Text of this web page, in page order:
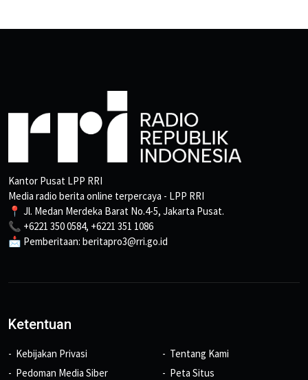
Kantor Pusat LPP RRI
Media radio berita online terpercaya - LPP RRI
📍 Jl. Medan Merdeka Barat No.4-5, Jakarta Pusat.
📞 +6221 350 0584, +6221 351 1086
📩 Pemberitaan: beritapro3@rri.go.id
Ketentuan
Kebijakan Privasi
Pedoman Media Siber
Tentang Kami
Peta Situs